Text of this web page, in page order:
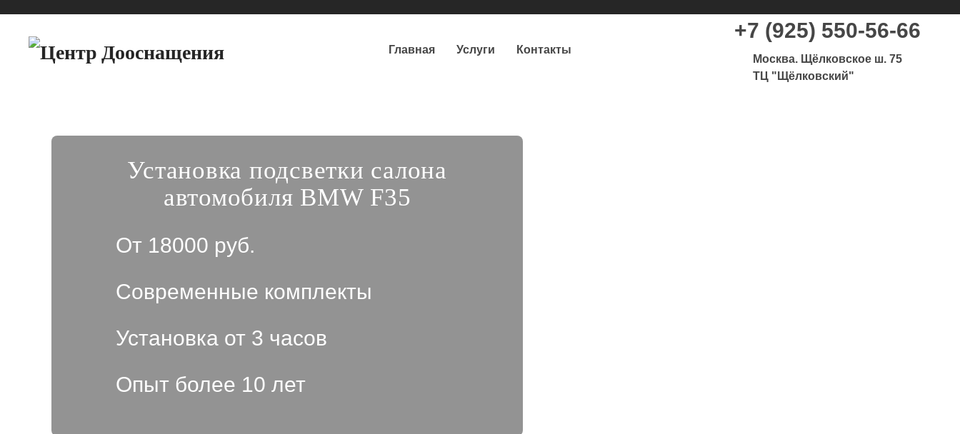
Главная Услуги Контакты
+7 (925) 550-56-66
Москва. Щёлковское ш. 75
ТЦ "Щёлковский"
Установка подсветки салона
автомобиля BMW F35
От 18000 руб.
Современные комплекты
Установка от 3 часов
Опыт более 10 лет